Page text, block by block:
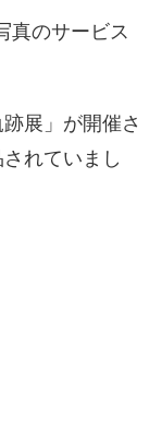
真のサービス
展」が開催さ
れていまし